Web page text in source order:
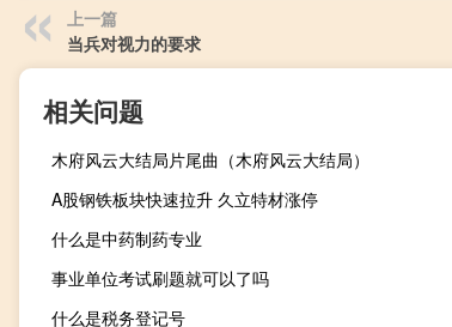
上一篇
当兵对视力的要求
相关问题
木府风云大结局片尾曲（木府风云大结局）
A股钢铁板块快速拉升 久立特材涨停
什么是中药制药专业
事业单位考试刷题就可以了吗
什么是税务登记号